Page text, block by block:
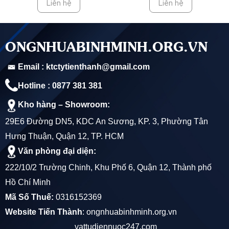
2. Ưu điểm của Ống Nhựa Trơn HDPE Đệ Nhất
Ống nhựa trơn HDPE Đệ Nhất được đánh giá cao với các
ưu điểm nổi trội, đáp ứng tốt nhu cầu của các công trình xây
dựng và dân dụng:
Độ bền cao và chịu lực tốt
kéo, chịu nén và chống va đập rất tốt, phù hợp cho
những công trình yêu cầu cao về khả năng chịu tải và
độ bền.
Kháng hóa chất và ăn mòn
an toàn khi sử dụng trong môi trường hóa chất công
Liên hệ Liên hệ
ONGNHUABINHMINH.ORG.VN
Email : ktctytienthanh@gmail.com
Hotline : 0877 381 381
Kho hàng – Showroom:
29E6 Đường DN5, KDC An Sương, KP. 3, Phường Tân
Hưng Thuận, Quận 12, TP. HCM
Văn phòng đại diện:
222/10/2 Trường Chinh, Khu Phố 6, Quận 12, Thành phố
Hồ Chí Minh
Mã Số Thuế: 0316152369
Website Tiến Thành: ongnhuabinhminh.org.vn
vattudiennuoc247.com